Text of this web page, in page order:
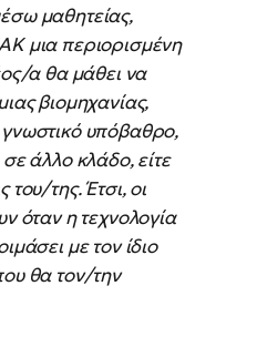
μαθητείας,
μια περιορισμένη
α θα μάθει να
βιομηχανίας,
υπόβαθρο,
άλλο κλάδο, είτε
του/της. Έτσι, οι
όταν η τεχνολογία
με τον ίδιο
θα τον/την